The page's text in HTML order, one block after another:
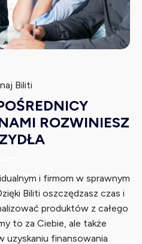
Biliti
ROZWINIESZ
i firmom w sprawnym
Biliti oszczędzasz czas i
produktów z całego
to za Ciebie, ale także
uzyskaniu finansowania